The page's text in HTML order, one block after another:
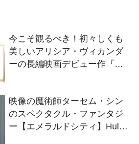
今こそ観るべき！初々しくも
美しいアリシア・ヴィカンダ
ーの長編映画デビュー作『ピ
映像の魔術師ターセム・シン
のスペクタクル・ファンタジ
ー【エメラルドシティ】Hulu